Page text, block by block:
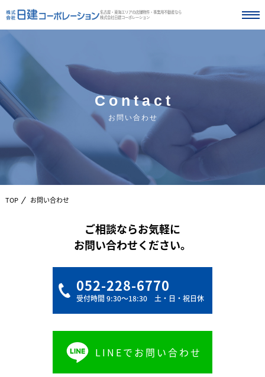
名古屋・東海エリアの店舗物件・事業用不動産なら
株式会社日建コーポレーション
Contact
お問い合わせ
TOP お問い合わせ
ご相談ならお気軽に
お問い合わせください。
052-228-6770
受付時間 9:30〜18:30 土・日・祝日休
LINEでお問い合わせ